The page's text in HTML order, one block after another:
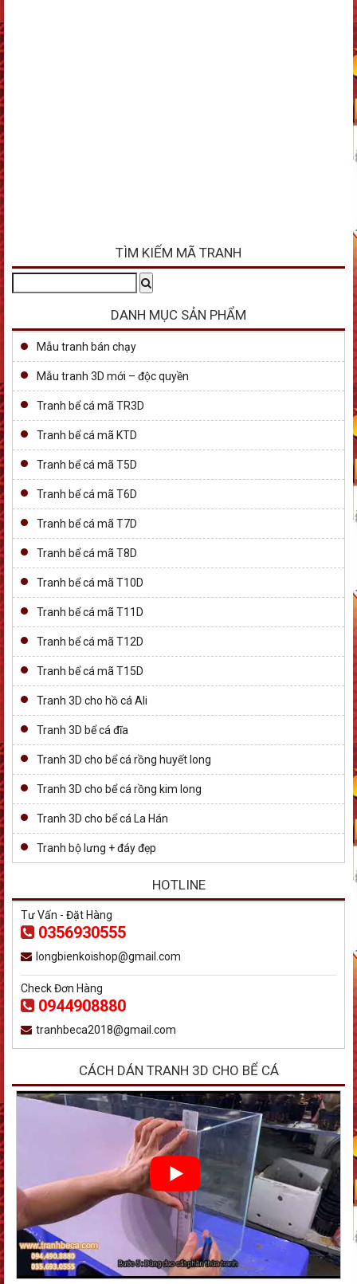
TÌM KIẾM MÃ TRANH
DANH MỤC SẢN PHẨM
Mẫu tranh bán chạy
Mẫu tranh 3D mới – độc quyền
Tranh bể cá mã TR3D
Tranh bể cá mã KTD
Tranh bể cá mã T5D
Tranh bể cá mã T6D
Tranh bể cá mã T7D
Tranh bể cá mã T8D
Tranh bể cá mã T10D
Tranh bể cá mã T11D
Tranh bể cá mã T12D
Tranh bể cá mã T15D
Tranh 3D cho hồ cá Ali
Tranh 3D bể cá đĩa
Tranh 3D cho bể cá rồng huyết long
Tranh 3D cho bể cá rồng kim long
Tranh 3D cho bể cá La Hán
Tranh bộ lưng + đáy đẹp
HOTLINE
Tư Vấn - Đặt Hàng
0356930555
longbienkoishop@gmail.com
Check Đơn Hàng
0944908880
tranhbeca2018@gmail.com
CÁCH DÁN TRANH 3D CHO BỂ CÁ